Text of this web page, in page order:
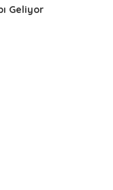
Geliyor